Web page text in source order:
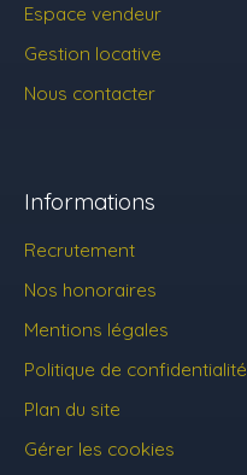
Espace vendeur
Gestion locative
Nous contacter
Informations
Recrutement
Nos honoraires
Mentions légales
Politique de confidentialité
Plan du site
Gérer les cookies